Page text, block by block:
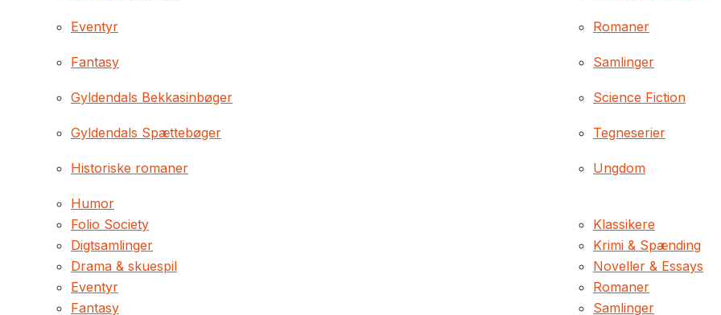
Eventyr
Fantasy
Gyldendals Bekkasinbøger
Gyldendals Spættebøger
Historiske romaner
Humor
Romaner
Samlinger
Science Fiction
Tegneserier
Ungdom
Folio Society
Digtsamlinger
Drama & skuespil
Eventyr
Fantasy
Klassikere
Krimi & Spænding
Noveller & Essays
Romaner
Samlinger